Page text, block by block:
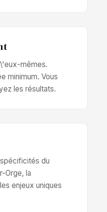
mêmes.
minimum. Vous
les résultats.
du
Orge, la
enjeux uniques